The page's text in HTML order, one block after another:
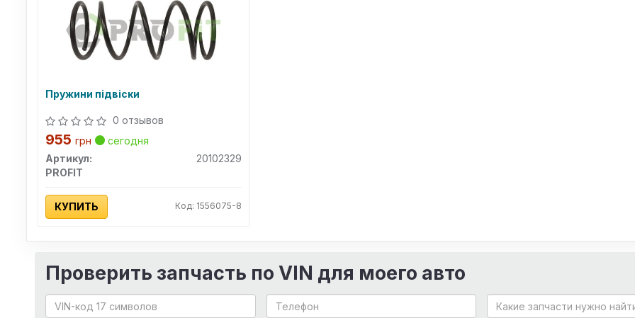
Пружини підвіски
0 отзывов
955 грн
сегодня
Артикул:
20102329
PROFIT
КУПИТЬ Код: 1556075-8
Проверить запчасть по VIN для моего авто